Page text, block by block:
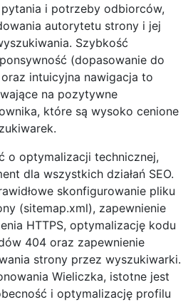
i potrzeby odbiorców,
autorytetu strony i jej
Szybkość
(dopasowanie do
intuicyjna nawigacja to
na pozytywne
które są wysoko cenione
o optymalizacji technicznej,
dla wszystkich działań SEO.
skonfigurowanie pliku
(sitemap.xml), zapewnienie
HTTPS, optymalizację kodu
404 oraz zapewnienie
strony przez wyszukiwarki.
Wieliczka, istotne jest
i optymalizację profilu